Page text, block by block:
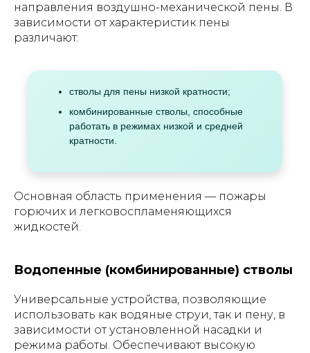
направления воздушно-механической пены. В
зависимости от характеристик пены
различают:
стволы для пены низкой кратности;
комбинированные стволы, способные
работать в режимах низкой и средней
кратности.
Основная область применения — пожары
горючих и легковоспламеняющихся
жидкостей.
Водопенные (комбинированные) стволы
Универсальные устройства, позволяющие
использовать как водяные струи, так и пену, в
зависимости от установленной насадки и
режима работы. Обеспечивают высокую